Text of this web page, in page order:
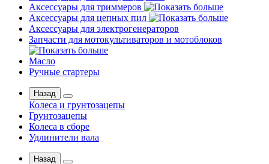
Аксессуары для триммеров
Аксессуары для цепных пил
Аксессуары для электрогенераторов
Запчасти для мотокультиваторов и мотоблоков
Масло
Ручные стартеры
Назад
Колеса и грунтозацепы
Грунтозацепы
Колеса в сборе
Удлинители вала
Назад